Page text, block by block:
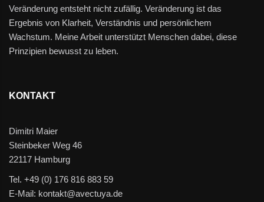
Veränderung entsteht nicht zufällig. Veränderung ist das
Ergebnis von Klarheit, Verständnis und persönlichem
Wachstum. Meine Arbeit unterstützt Menschen dabei, diese
Prinzipien bewusst zu leben.
KONTAKT
Dimitri Maier
Steinbeker Weg 46
22117 Hamburg
Tel. +49 (0) 176 816 883 59
E-Mail: kontakt@avectuya.de